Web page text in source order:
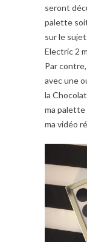
seront
palette
sur le
Electric 2
Par
avec une
la
ma palette
ma vidéo